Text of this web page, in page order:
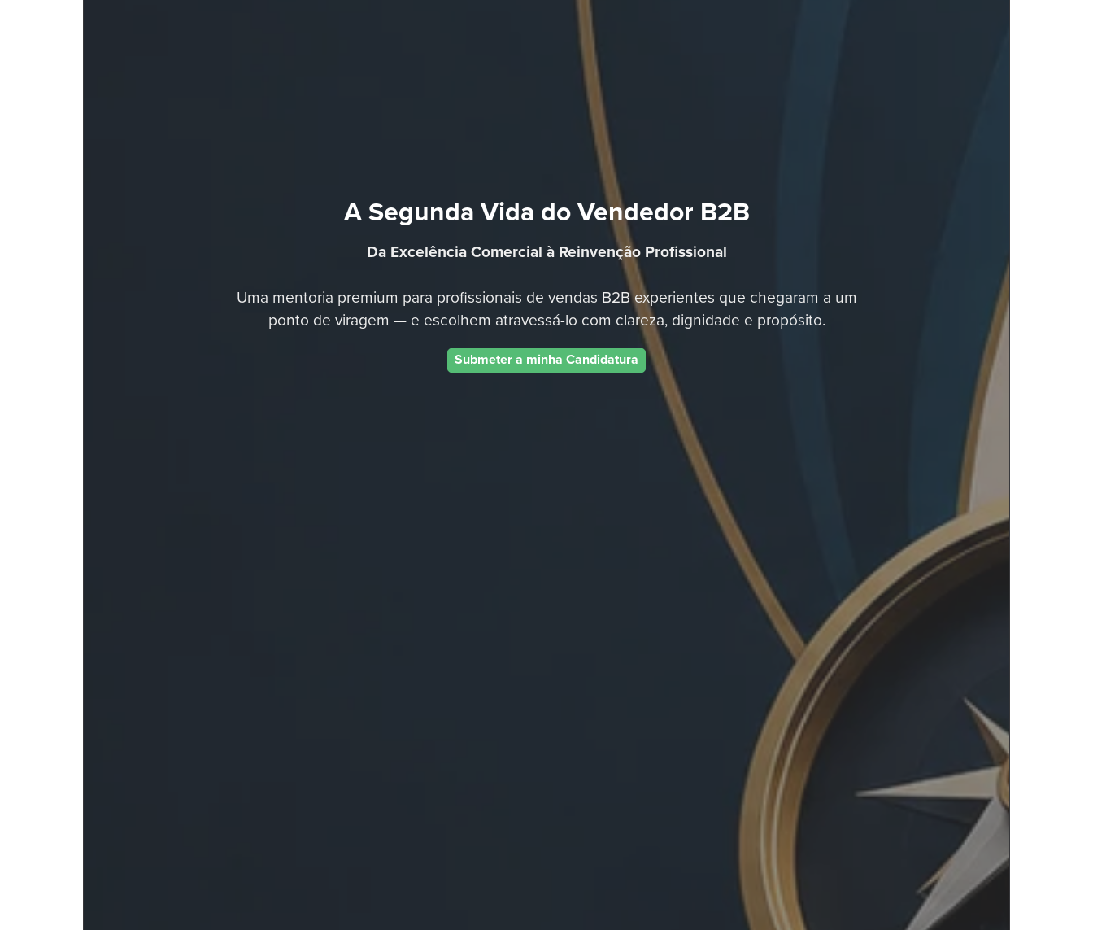
A Segunda Vida do Vendedor B2B
Da Excelência Comercial à Reinvenção Profissional
Uma mentoria premium para profissionais de vendas B2B experientes que chegaram a um
ponto de viragem — e escolhem atravessá-lo com clareza, dignidade e propósito.
Submeter a minha Candidatura